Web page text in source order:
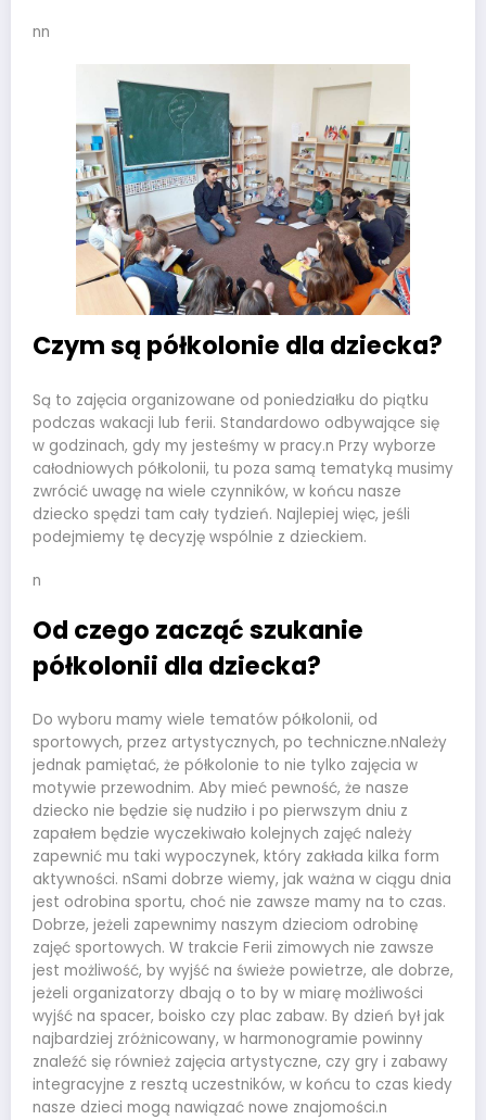
nn
Czym są półkolonie dla dziecka?
Są to zajęcia organizowane od poniedziałku do piątku
podczas wakacji lub ferii. Standardowo odbywające się
w godzinach, gdy my jesteśmy w pracy.n Przy wyborze
całodniowych półkolonii, tu poza samą tematyką musimy
zwrócić uwagę na wiele czynników, w końcu nasze
dziecko spędzi tam cały tydzień. Najlepiej więc, jeśli
podejmiemy tę decyzję wspólnie z dzieckiem.
n
Od czego zacząć szukanie
półkolonii dla dziecka?
Do wyboru mamy wiele tematów półkolonii, od
sportowych, przez artystycznych, po techniczne.nNależy
jednak pamiętać, że półkolonie to nie tylko zajęcia w
motywie przewodnim. Aby mieć pewność, że nasze
dziecko nie będzie się nudziło i po pierwszym dniu z
zapałem będzie wyczekiwało kolejnych zajęć należy
zapewnić mu taki wypoczynek, który zakłada kilka form
aktywności. nSami dobrze wiemy, jak ważna w ciągu dnia
jest odrobina sportu, choć nie zawsze mamy na to czas.
Dobrze, jeżeli zapewnimy naszym dzieciom odrobinę
zajęć sportowych. W trakcie Ferii zimowych nie zawsze
jest możliwość, by wyjść na świeże powietrze, ale dobrze,
jeżeli organizatorzy dbają o to by w miarę możliwości
wyjść na spacer, boisko czy plac zabaw. By dzień był jak
najbardziej zróżnicowany, w harmonogramie powinny
znaleźć się również zajęcia artystyczne, czy gry i zabawy
integracyjne z resztą uczestników, w końcu to czas kiedy
nasze dzieci mogą nawiązać nowe znajomości.n